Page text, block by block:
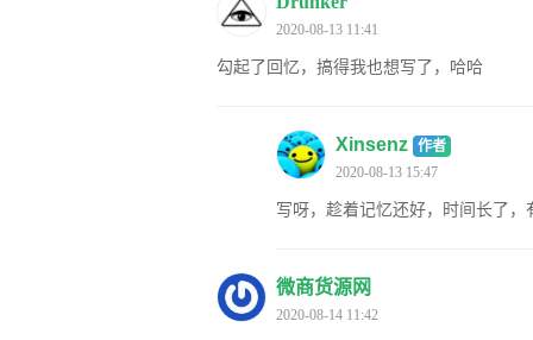
2020-08-13 11:41
勾起了回忆，搞得我也想写了，哈哈
Xinsenz 作者
2020-08-13 15:47
写呀，趁着记忆还好，时间长了，
微商货源网
2020-08-14 11:42